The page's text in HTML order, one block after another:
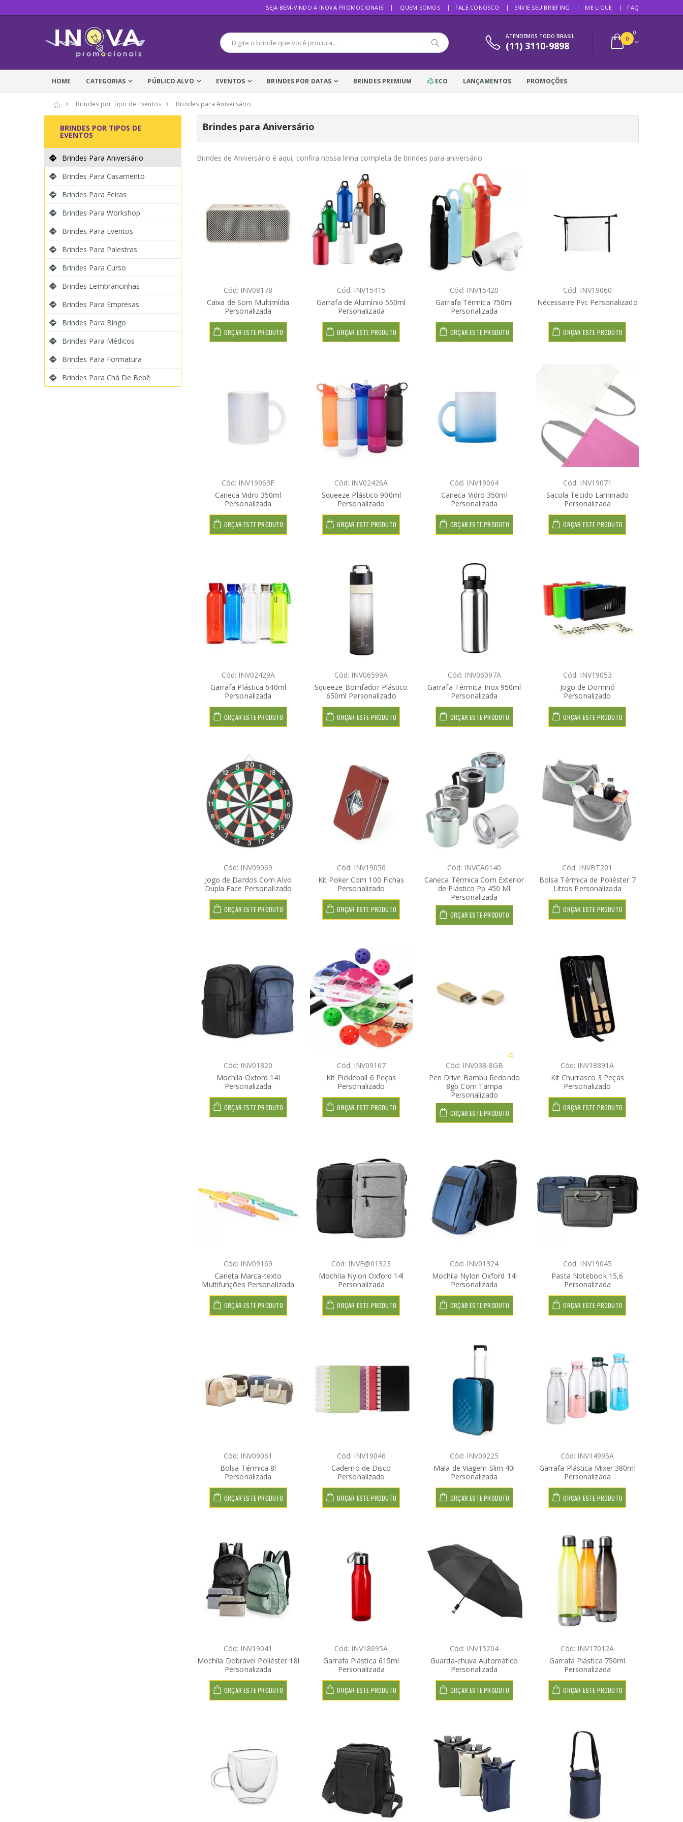
SEJA BEM-VINDO A INOVA PROMOCIONAIS! QUEM SOMOS FALE CONOSCO ENVIE SEU BRIEFING ME LIGUE FAQ
ATENDEMOS TODO BRASIL
(11) 3110-9898
0
0
HOME CATEGORIAS PÚBLICO ALVO EVENTOS BRINDES POR DATAS BRINDES PREMIUM ECO LANÇAMENTOS PROMOÇÕES
Brindes por Tipo de Eventos Brindes para Aniversário
Brindes para Aniversário
Brindes de Aniversário é aqui, confira nossa linha completa de brindes para aniversário
Cód: INV08178
Caixa de Som Multimídia
Personalizada
ORÇAR ESTE PRODUTO
Cód: INV15415
Garrafa de Alumínio 550ml
Personalizada
ORÇAR ESTE PRODUTO
Cód: INV15420
Garrafa Térmica 750ml
Personalizada
ORÇAR ESTE PRODUTO
Cód: INV19060
Nécessaire Pvc Personalizado
ORÇAR ESTE PRODUTO
Cód: INV19063F
Caneca Vidro 350ml
Personalizada
ORÇAR ESTE PRODUTO
Cód: INV02426A
Squeeze Plástico 900ml
Personalizado
ORÇAR ESTE PRODUTO
Cód: INV19064
Caneca Vidro 350ml
Personalizada
ORÇAR ESTE PRODUTO
Cód: INV19071
Sacola Tecido Laminado
Personalizada
ORÇAR ESTE PRODUTO
Cód: INV02429A
Garrafa Plástica 640ml
Personalizada
ORÇAR ESTE PRODUTO
Cód: INV06599A
Squeeze Borrifador Plástico
650ml Personalizado
ORÇAR ESTE PRODUTO
Cód: INV06097A
Garrafa Térmica Inox 950ml
Personalizada
ORÇAR ESTE PRODUTO
Cód: INV19053
Jogo de Dominó
Personalizado
ORÇAR ESTE PRODUTO
Cód: INV09069
Jogo de Dardos Com Alvo
Dupla Face Personalizado
ORÇAR ESTE PRODUTO
Cód: INV19056
Kit Poker Com 100 Fichas
Personalizado
ORÇAR ESTE PRODUTO
Cód: INVCA0140
Caneca Térmica Com Exterior
de Plástico Pp 450 Ml
Personalizada
ORÇAR ESTE PRODUTO
Cód: INVBT201
Bolsa Térmica de Poliéster 7
Litros Personalizada
ORÇAR ESTE PRODUTO
Cód: INV01820
Mochila Oxford 14l
Personalizada
ORÇAR ESTE PRODUTO
Cód: INV09167
Kit Pickleball 6 Peças
Personalizado
ORÇAR ESTE PRODUTO
Cód: INV038-8GB
Pen Drive Bambu Redondo
8gb Com Tampa
Personalizado
ORÇAR ESTE PRODUTO
Cód: INV18891A
Kit Churrasco 3 Peças
Personalizado
ORÇAR ESTE PRODUTO
Cód: INV09169
Caneta Marca-texto
Multifunções Personalizada
ORÇAR ESTE PRODUTO
Cód: INVE@01323
Mochila Nylon Oxford 14l
Personalizada
ORÇAR ESTE PRODUTO
Cód: INV01324
Mochila Nylon Oxford 14l
Personalizada
ORÇAR ESTE PRODUTO
Cód: INV19045
Pasta Notebook 15,6
Personalizada
ORÇAR ESTE PRODUTO
Cód: INV09061
Bolsa Térmica 8l
Personalizada
ORÇAR ESTE PRODUTO
Cód: INV19046
Caderno de Disco
Personalizado
ORÇAR ESTE PRODUTO
Cód: INV09225
Mala de Viagem Slim 40l
Personalizada
ORÇAR ESTE PRODUTO
Cód: INV14995A
Garrafa Plástica Mixer 380ml
Personalizada
ORÇAR ESTE PRODUTO
Cód: INV19041
Mochila Dobrável Poliéster 18l
Personalizada
ORÇAR ESTE PRODUTO
Cód: INV18695A
Garrafa Plástica 615ml
Personalizada
ORÇAR ESTE PRODUTO
Cód: INV15204
Guarda-chuva Automático
Personalizada
ORÇAR ESTE PRODUTO
Cód: INV17012A
Garrafa Plástica 750ml
Personalizada
ORÇAR ESTE PRODUTO
BRINDES POR TIPOS DE
EVENTOS
Brindes Para Aniversário
Brindes Para Casamento
Brindes Para Feiras
Brindes Para Workshop
Brindes Para Eventos
Brindes Para Palestras
Brindes Para Curso
Brindes Lembrancinhas
Brindes Para Empresas
Brindes Para Bingo
Brindes Para Médicos
Brindes Para Formatura
Brindes Para Chá De Bebê